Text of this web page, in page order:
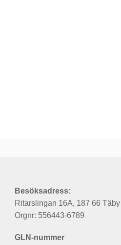
Besöksadress:
Ritarslingan 16A, 187 66 Täby
Orgnr: 556443-6789
GLN-nummer